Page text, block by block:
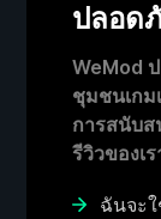
ปลอด
WeMod
ชุมชนเกม
การสนับส
รีวิวของเ
ฉันจะ